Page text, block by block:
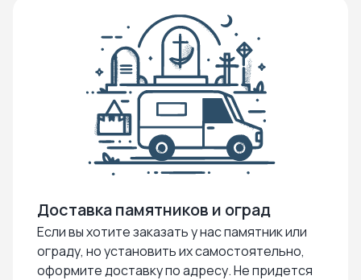
Доставка памятников и оград
Если вы хотите заказать у нас памятник или
ограду, но установить их самостоятельно,
оформите доставку по адресу. Не придется